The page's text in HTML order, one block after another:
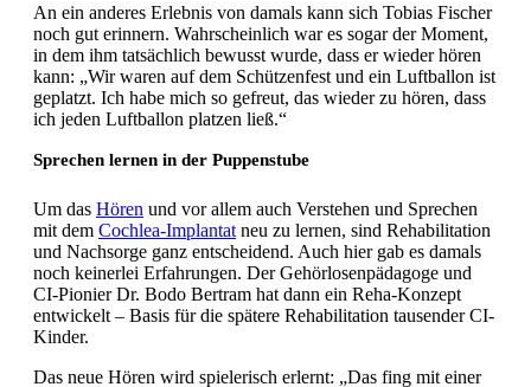
An ein anderes Erlebnis von damals kann sich Tobias Fischer
noch gut erinnern. Wahrscheinlich war es sogar der Moment,
in dem ihm tatsächlich bewusst wurde, dass er wieder hören
kann: „Wir waren auf dem Schützenfest und ein Luftballon ist
geplatzt. Ich habe mich so gefreut, das wieder zu hören, dass
ich jeden Luftballon platzen ließ.“
Sprechen lernen in der Puppenstube
Um das Hören und vor allem auch Verstehen und Sprechen
mit dem Cochlea-Implantat neu zu lernen, sind Rehabilitation
und Nachsorge ganz entscheidend. Auch hier gab es damals
noch keinerlei Erfahrungen. Der Gehörlosenpädagoge und
CI-Pionier Dr. Bodo Bertram hat dann ein Reha-Konzept
entwickelt – Basis für die spätere Rehabilitation tausender CI-
Kinder.
Das neue Hören wird spielerisch erlernt: „Das fing mit einer